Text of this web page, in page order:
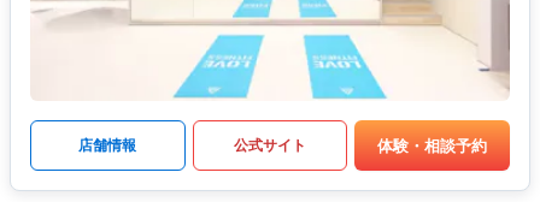
店舗情報 公式サイト 体験・相談予約